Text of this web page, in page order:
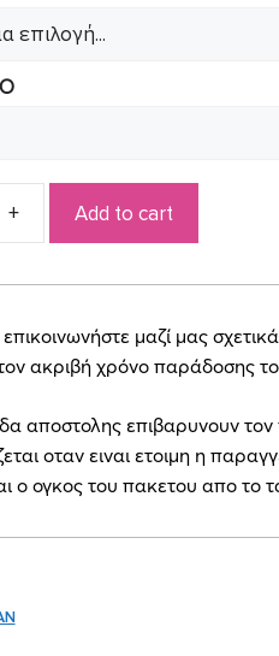
Add to cart
μαζί μας
ακριβή χρόνο παράδοσης
αποστολης επιβαρυνουν τον
οταν ειναι ετοιμη η
ο ογκος του πακετου απο το